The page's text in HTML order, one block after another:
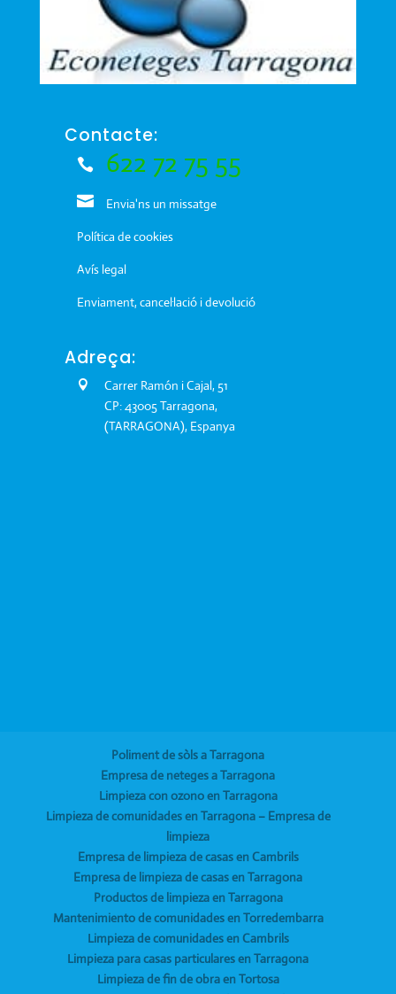
Contacte:
622 72 75 55
Envia'ns un missatge
Política de cookies
Avís legal
Enviament, cancel·lació i devolució
Adreça:
Carrer Ramón i Cajal, 51
CP: 43005 Tarragona,
(TARRAGONA), Espanya
Poliment de sòls a Tarragona
Empresa de neteges a Tarragona
Limpieza con ozono en Tarragona
Limpieza de comunidades en Tarragona – Empresa de
limpieza
Empresa de limpieza de casas en Cambrils
Empresa de limpieza de casas en Tarragona
Productos de limpieza en Tarragona
Mantenimiento de comunidades en Torredembarra
Limpieza de comunidades en Cambrils
Limpieza para casas particulares en Tarragona
Limpieza de fin de obra en Tortosa